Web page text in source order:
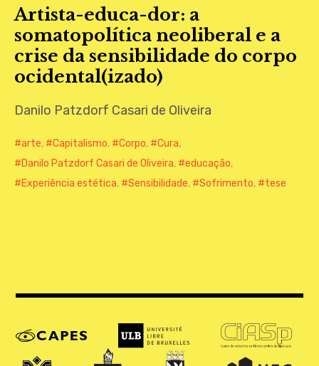
REVISTA IEPA
CONTATO
Artista-educa-dor: a
somatopolítica neoliberal e a
crise da sensibilidade do corpo
ocidental(izado)
Danilo Patzdorf Casari de Oliveira
arte, Capitalismo, Corpo, Cura,
Danilo Patzdorf Casari de Oliveira, educação,
Experiência estética, Sensibilidade, Sofrimento, tese